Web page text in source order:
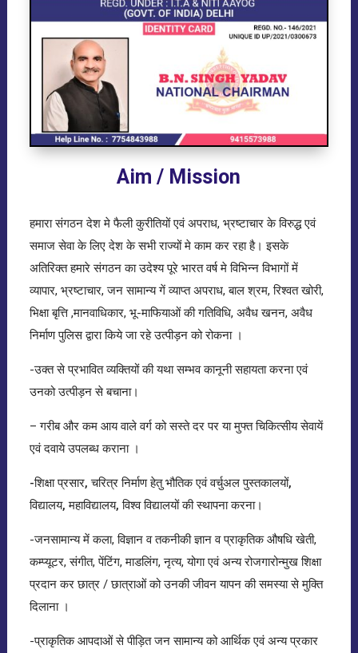
Aim / Mission
हमारा संगठन देश मे फैली कुरीतियों एवं अपराध, भ्रष्टाचार के विरुद्ध एवं
समाज सेवा के लिए देश के सभी राज्यों मे काम कर रहा है। इसके
अतिरिक्त हमारे संगठन का उदेश्य पूरे भारत वर्ष मे विभिन्न विभागों में
व्यापार, भ्रष्टाचार, जन सामान्य गें व्याप्त अपराध, बाल श्रम, रिश्वत खोरी,
भिक्षा बृत्ति ,मानवाधिकार, भू-माफियाओं की गतिविधि, अवैध खनन, अवैध
निर्माण पुलिस द्वारा किये जा रहे उत्पीड़न को रोकना ।
-उक्त से प्रभावित व्यक्तियों की यथा सम्भव कानूनी सहायता करना एवं
उनको उत्पीड़न से बचाना।
– गरीब और कम आय वाले वर्ग को सस्ते दर पर या मुफ्त चिकित्सीय सेवायें
एवं दवाये उपलब्ध कराना ।
-शिक्षा प्रसार, चरित्र निर्माण हेतु भौतिक एवं वर्चुअल पुस्तकालयों,
विद्यालय, महाविद्यालय, विश्व विद्यालयों की स्थापना करना।
-जनसामान्य में कला, विज्ञान व तकनीकी ज्ञान व प्राकृतिक औषधि खेती,
कम्प्यूटर, संगीत, पेंटिंग, माडलिंग, नृत्य, योगा एवं अन्य रोजगारोन्मुख शिक्षा
प्रदान कर छात्र / छात्राओं को उनकी जीवन यापन की समस्या से मुक्ति
दिलाना ।
-प्राकृतिक आपदाओं से पीड़ित जन सामान्य को आर्थिक एवं अन्य प्रकार